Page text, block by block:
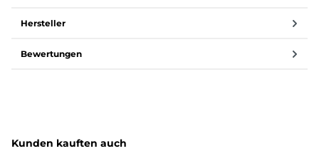
Hersteller
Bewertungen
Produktgalerie überspringen
Kunden kauften auch